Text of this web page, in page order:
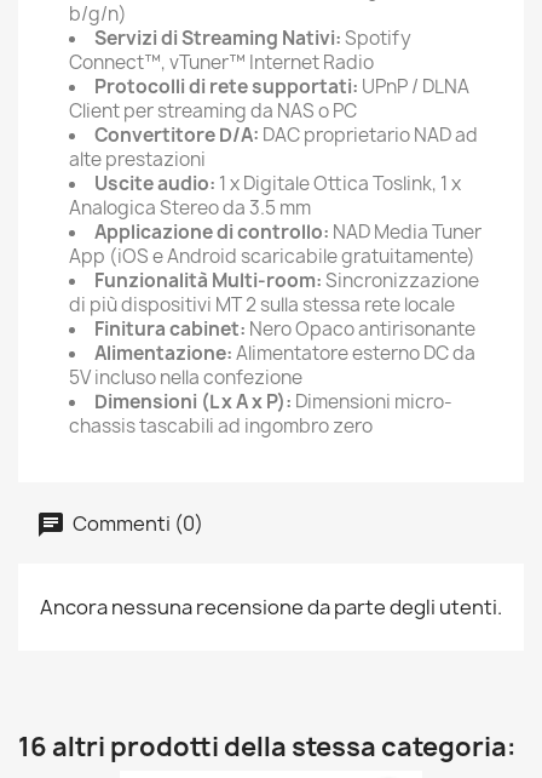
b/g/n)
Servizi di Streaming Nativi:Spotify
Connect™, vTuner™ Internet Radio
Protocolli di rete supportati: UPnP / DLNA
Client per streaming da NAS o PC
Convertitore D/A: DAC proprietario NAD ad
alte prestazioni
Uscite audio: 1 x Digitale Ottica Toslink, 1 x
Analogica Stereo da 3.5 mm
Applicazione di controllo: NAD Media Tuner
App (iOS e Android scaricabile gratuitamente)
Funzionalità Multi-room:Sincronizzazione
di più dispositivi MT 2 sulla stessa rete locale
Finitura cabinet: Nero Opaco antirisonante
Alimentazione:Alimentatore esterno DC da
5V incluso nella confezione
Dimensioni (L x A x P): Dimensioni micro-
chassis tascabili ad ingombro zero
Commenti (0)
Ancora nessuna recensione da parte degli utenti.
16 altri prodotti della stessa categoria: